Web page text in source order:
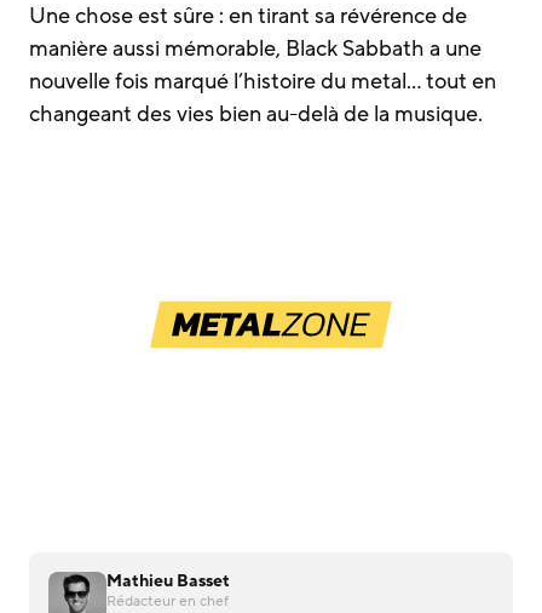
Une chose est sûre : en tirant sa révérence de
manière aussi mémorable, Black Sabbath a une
nouvelle fois marqué l’histoire du metal… tout en
changeant des vies bien au-delà de la musique.
Mathieu Basset
Rédacteur en chef